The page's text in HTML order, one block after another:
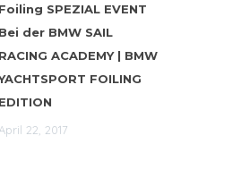
Foiling SPEZIAL EVENT
Bei der BMW SAIL
RACING ACADEMY | BMW
FOILING
EDITION
April 22, 2017